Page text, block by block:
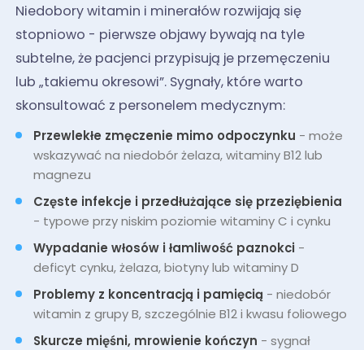
Niedobory witamin i minerałów rozwijają się
stopniowo - pierwsze objawy bywają na tyle
subtelne, że pacjenci przypisują je przemęczeniu
lub „takiemu okresowi”. Sygnały, które warto
skonsultować z personelem medycznym:
Przewlekłe zmęczenie mimo odpoczynku - może
wskazywać na niedobór żelaza, witaminy B12 lub
magnezu
Częste infekcje i przedłużające się przeziębienia
- typowe przy niskim poziomie witaminy C i cynku
Wypadanie włosów i łamliwość paznokci -
deficyt cynku, żelaza, biotyny lub witaminy D
Problemy z koncentracją i pamięcią - niedobór
witamin z grupy B, szczególnie B12 i kwasu foliowego
Skurcze mięśni, mrowienie kończyn - sygnał